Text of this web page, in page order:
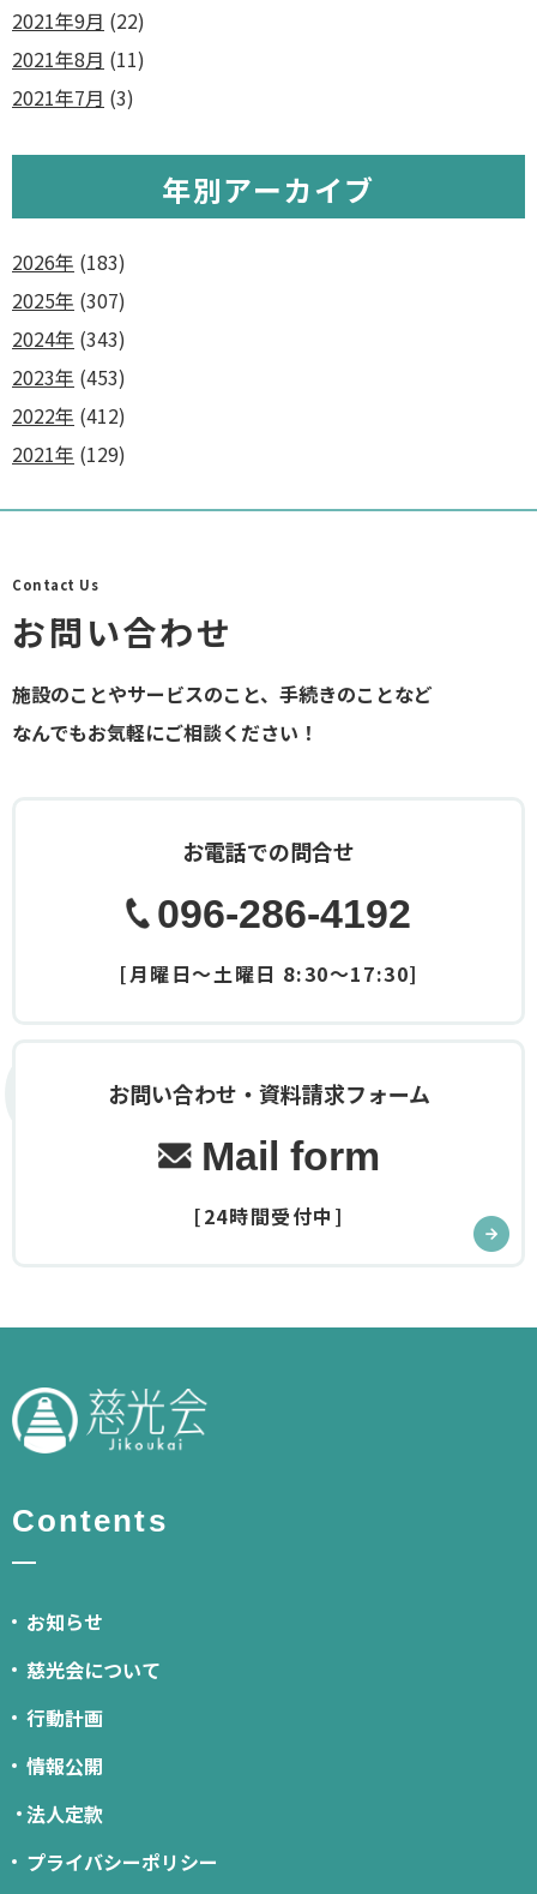
2021年9月 (22)
2021年8月 (11)
2021年7月 (3)
年別アーカイブ
2026年 (183)
2025年 (307)
2024年 (343)
2023年 (453)
2022年 (412)
2021年 (129)
Contact
Contact Us
お問い合わせ
施設のことやサービスのこと、手続きのことなど
なんでもお気軽にご相談ください！
お電話での問合せ
096-286-4192
[月曜日～土曜日 8:30～17:30]
お問い合わせ・資料請求フォーム
Mail form
[24時間受付中]
Contents
お知らせ
慈光会について
行動計画
情報公開
法人定款
プライバシーポリシー